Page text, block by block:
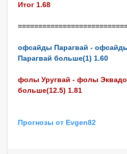
Итог 1.68
офсайды Парагвай -
Парагвай больше(1) 1.60
фолы Уругвай - фолы
больше(12.5) 1.81
Прогнозы от Evgen82